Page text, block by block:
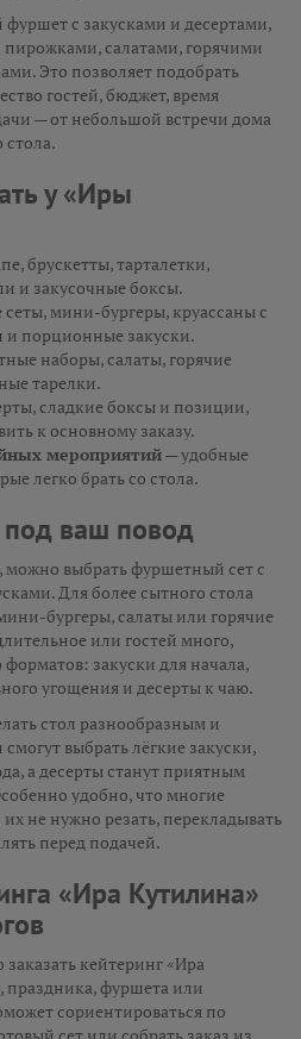
с закусками и десертами,
пирожками, салатами, горячими
Это позволяет подобрать
гостей, бюджет, время
— от небольшой встречи дома
у «Иры
брускетты, тарталетки,
и закусочные боксы.
сеты, мини-бургеры, круассаны с
порционные закуски.
наборы, салаты, горячие
тарелки.
сладкие боксы и позиции,
к основному заказу.
мероприятий— удобные
легко брать со стола.
под ваш повод
можно выбрать фуршетный сет с
Для более сытного стола
бургеры, салаты или горячие
или гостей много,
закуски для начала,
угощения и десерты к чаю.
стол разнообразным и
выбрать лёгкие закуски,
а десерты станут приятным
удобно, что многие
не нужно резать, перекладывать
перед подачей.
«Ира Кутилина»
кейтеринг «Ира
праздника, фуршета или
сориентироваться по